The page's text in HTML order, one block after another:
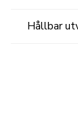
Hållbar